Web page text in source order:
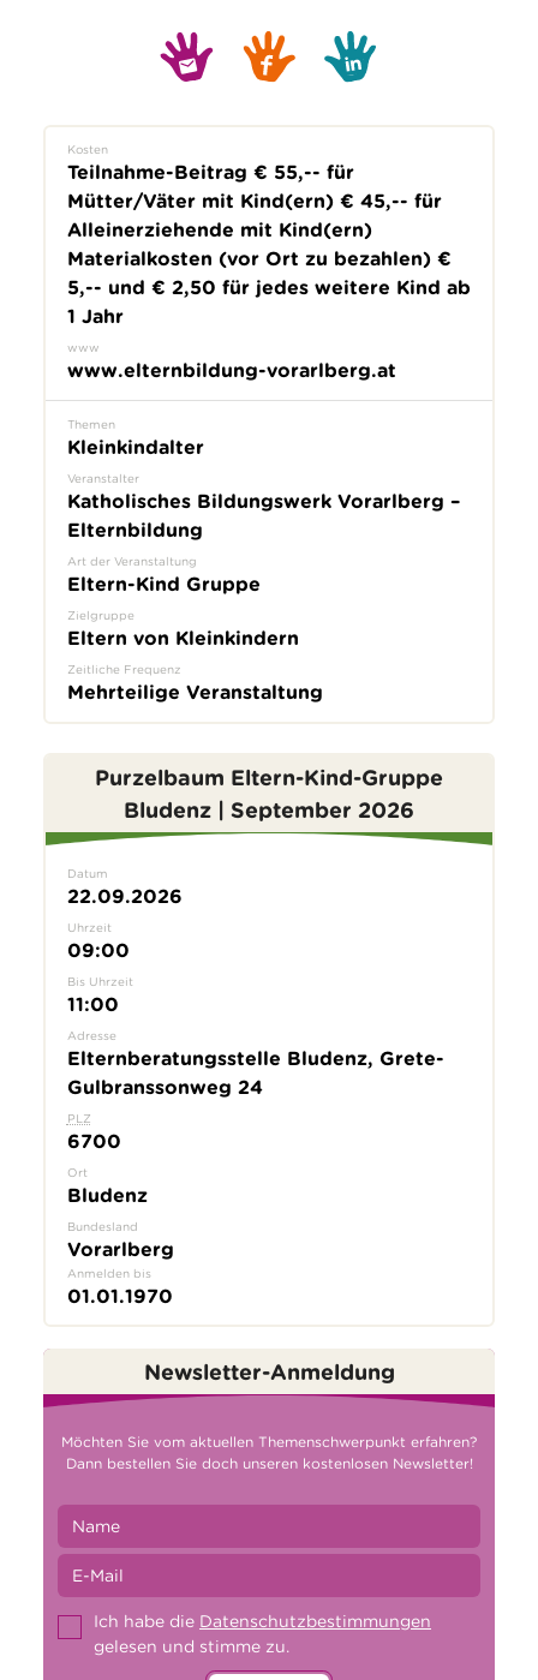
Kosten
Teilnahme-Beitrag € 55,-- für
Mütter/Väter mit Kind(ern) € 45,-- für
Alleinerziehende mit Kind(ern)
Materialkosten (vor Ort zu bezahlen) €
5,-- und € 2,50 für jedes weitere Kind ab
1 Jahr
www
www.elternbildung-vorarlberg.at
Themen
Kleinkindalter
Veranstalter
Katholisches Bildungswerk Vorarlberg –
Elternbildung
Art der Veranstaltung
Eltern-Kind Gruppe
Zielgruppe
Eltern von Kleinkindern
Zeitliche Frequenz
Mehrteilige Veranstaltung
Purzelbaum Eltern-Kind-Gruppe
Bludenz | September 2026
Datum
22.09.2026
Uhrzeit
09:00
Bis Uhrzeit
11:00
Adresse
Elternberatungsstelle Bludenz, Grete-
Gulbranssonweg 24
PLZ
6700
Ort
Bludenz
Bundesland
Vorarlberg
Anmelden bis
01.01.1970
Newsletter-Anmeldung
Möchten Sie vom aktuellen Themenschwerpunkt erfahren?
Dann bestellen Sie doch unseren kostenlosen Newsletter!
Ich habe die Datenschutzbestimmungen
gelesen und stimme zu.